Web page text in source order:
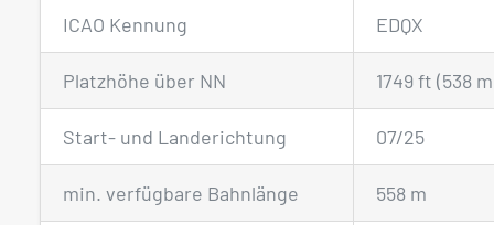
ICAO Kennung EDQX
Platzhöhe über NN 1749 ft (538
Start- und Landerichtung 07/25
min. verfügbare Bahnlänge 558 m